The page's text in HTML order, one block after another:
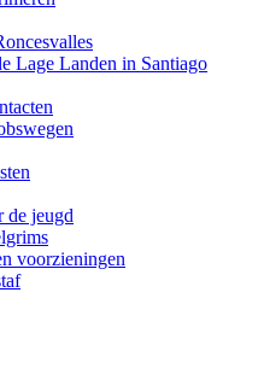
Lage Landen in Santiago
de jeugd
voorzieningen